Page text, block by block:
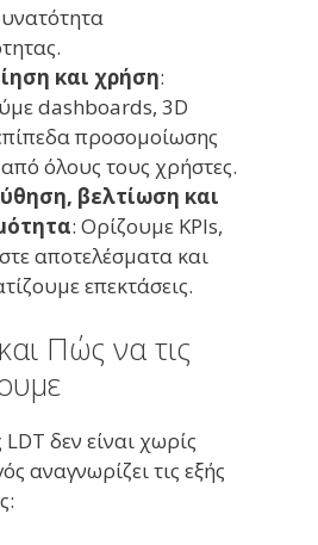
και χρήση:
dashboards, 3D
προσομοίωσης
όλους τους χρήστες.
βελτίωση και
: Ορίζουμε KPIs,
αποτελέσματα και
επεκτάσεις.
Πώς να τις
δεν είναι χωρίς
αναγνωρίζει τις εξής